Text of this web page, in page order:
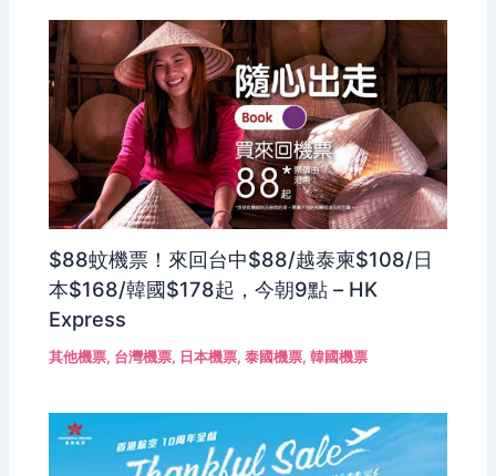
$88蚊機票！來回台中$88/越泰柬$108/日
本$168/韓國$178起，今朝9點 – HK
Express
其他機票, 台灣機票, 日本機票,泰國機票,韓國機票